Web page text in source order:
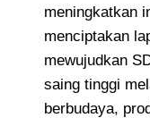
meningkatkan
menciptakan
mewujudkan
saing tinggi
berbudaya,